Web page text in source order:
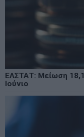
ΕΛΣΤΑΤ: Μείωση
Ιούνιο